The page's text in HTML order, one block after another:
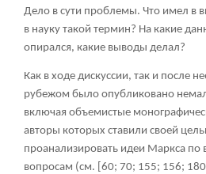
Дело в сути проблемы. Что имел в
в науку такой термин? На какие
опирался, какие выводы делал?
Как в ходе дискуссии, так и после
рубежом было опубликовано
включая объемистые
авторы которых ставили своей
проанализировать идеи Маркса по
вопросам (см. [60; 70; 155; 156;